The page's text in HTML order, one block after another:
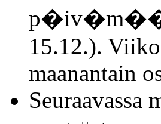
15.12.).
maanantain
Seuraavassa